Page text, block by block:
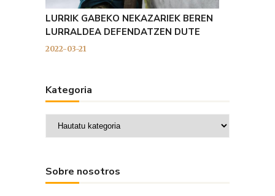
LURRIK GABEKO NEKAZARIEK BEREN
LURRALDEA DEFENDATZEN DUTE
2022-03-21
Kategoria
Kategoria
Sobre nosotros